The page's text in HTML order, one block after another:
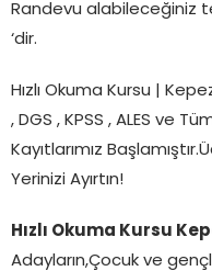
Randevu alabileceğiniz
‘dir.
Hızlı Okuma Kursu |
, DGS , KPSS , ALES ve
Kayıtlarımız
Yerinizi Ayırtın!
Hızlı Okuma Kursu
Adayların,Çocuk ve